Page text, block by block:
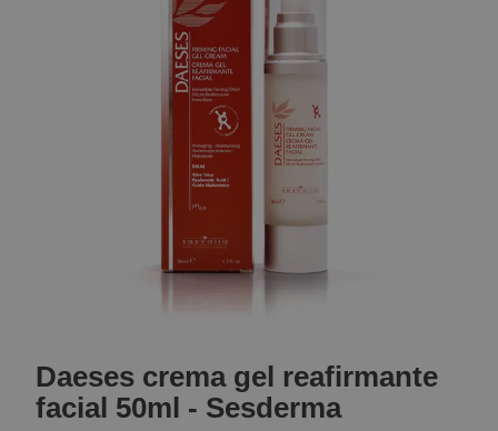
the
beginning
of
Daeses crema gel reafirmante
facial 50ml - Sesderma